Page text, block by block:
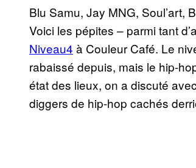
Blu Samu, Jay MNG, Soul’art,
Voici les pépites – parmi tant
Niveau4 à Couleur Café. Le
rabaissé depuis, mais le hip-
état des lieux, on a discuté
diggers de hip-hop cachés